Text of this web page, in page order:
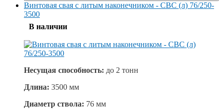
Винтовая свая с литым наконечником - СВС (л) 76/250-
3500
В наличии
Несущая способность: до 2 тонн
Длина: 3500 мм
Диаметр ствола: 76 мм